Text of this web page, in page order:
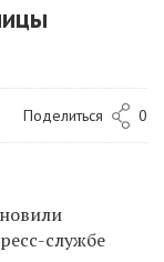
Поделиться 0
службе